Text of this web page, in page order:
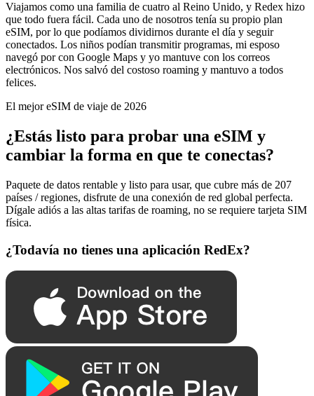
Viajamos como una familia de cuatro al Reino Unido, y Redex hizo
que todo fuera fácil. Cada uno de nosotros tenía su propio plan
eSIM, por lo que podíamos dividirnos durante el día y seguir
conectados. Los niños podían transmitir programas, mi esposo
navegó por con Google Maps y yo mantuve con los correos
electrónicos. Nos salvó del costoso roaming y mantuvo a todos
felices.
El mejor eSIM de viaje de 2026
¿Estás listo para probar una eSIM y
cambiar la forma en que te conectas?
Paquete de datos rentable y listo para usar, que cubre más de 207
países / regiones, disfrute de una conexión de red global perfecta.
Dígale adiós a las altas tarifas de roaming, no se requiere tarjeta SIM
física.
¿Todavía no tienes una aplicación RedEx?